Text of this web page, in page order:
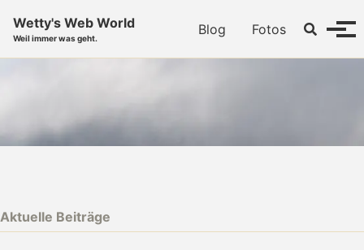
Wetty's Web World
Weil immer was geht.
Blog Fotos Toggle
Aktuelle Beiträge